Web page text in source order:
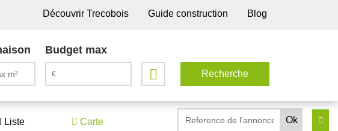
Découvrir Trecobois Guide construction Blog
Budget max
Liste Carte